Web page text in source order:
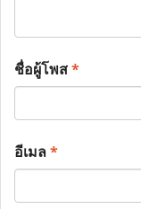
ชื่อผู้โพส*
อีเมล*